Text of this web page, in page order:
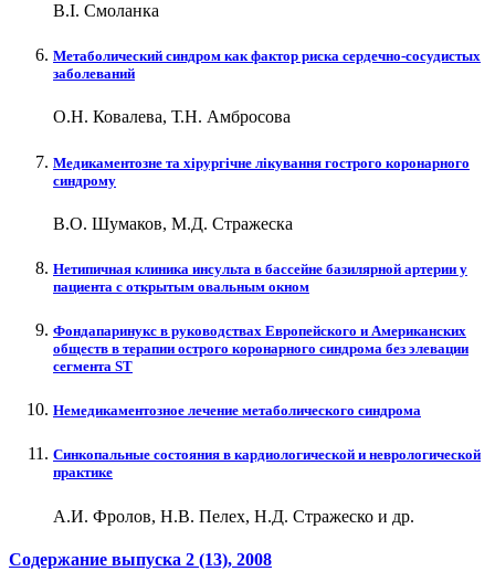
В.І. Смоланка
Метаболический синдром как фактор риска сердечно-сосудистых
заболеваний
О.Н. Ковалева, Т.Н. Амбросова
Медикаментозне та хірургічне лікування гострого коронарного
синдрому
В.О. Шумаков, М.Д. Стражеска
Нетипичная клиника инсульта в бассейне базилярной артерии у
пациента с открытым овальным окном
Фондапаринукс в руководствах Европейского и Американских
обществ в терапии острого коронарного синдрома без элевации
сегмента ST
Немедикаментозное лечение метаболического синдрома
Синкопальные состояния в кардиологической и неврологической
практике
А.И. Фролов, Н.В. Пелех, Н.Д. Стражеско и др.
Содержание выпуска 2 (13), 2008